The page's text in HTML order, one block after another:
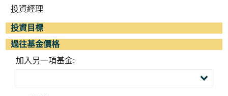
投資經理
投資目標
過往基金價格
加入另一項基金: